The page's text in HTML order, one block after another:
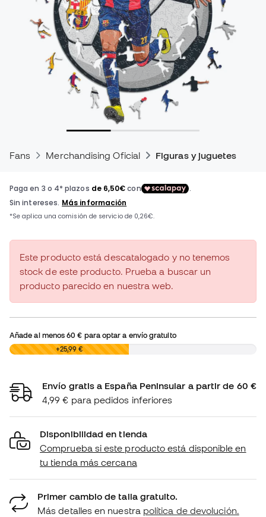
Fans Merchandising Oficial Figuras y juguetes
Este producto está descatalogado y no tenemos
stock de este producto. Prueba a buscar un
producto parecido en nuestra web.
Añade al menos60 € para optar a envío gratuito
0,00 € +25,99 €
Envío gratis a España Peninsular a partir de 60 €
4,99 € para pedidos inferiores
Disponibilidad en tienda
Comprueba si este producto está disponible en
tu tienda más cercana
Primer cambio de talla gratuito.
Más detalles en nuestra política de devolución.